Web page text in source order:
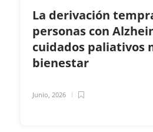
La derivación
personas con
cuidados paliativos
bienestar
Junio, 2026